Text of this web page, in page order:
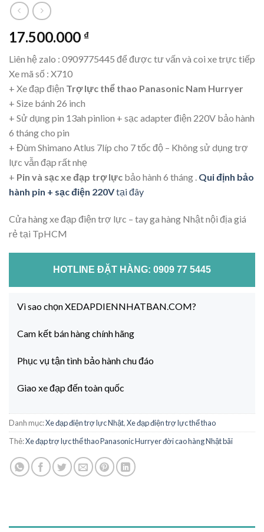
17.500.000 ₫
Liên hệ zalo : 0909775445 để được tư vấn và coi xe trực tiếp
Xe mã số : X710
+ Xe đạp điện Trợ lực thể thao Panasonic Nam Hurryer
+ Size bánh 26 inch
+ Sử dụng pin 13ah pinlion + sạc adapter điện 220V bảo hành
6 tháng cho pin
+ Đùm Shimano Atlus 7líp cho 7 tốc độ – Không sử dụng trợ
lực vẫn đạp rất nhẹ
+ Pin và sạc xe đạp trợ lực bảo hành 6 tháng . Qui định bảo
hành pin + sạc điện 220Vtại đây
Cửa hàng xe đạp điện trợ lực – tay ga hàng Nhật nội địa giá
rẻ tại TpHCM
HOTLINE ĐẶT HÀNG: 0909 77 5445
Vì sao chọn XEDAPDIENNHATBAN.COM?
Cam kết bán hàng chính hãng
Phục vụ tận tình bảo hành chu đáo
Giao xe đạp đến toàn quốc
Danh mục:Xe đạp điện trợ lực Nhật,Xe đạp điện trợ lực thể thao
Thẻ:Xe đạp trợ lực thể thao Panasonic Hurryer đời cao hàng Nhật bãi